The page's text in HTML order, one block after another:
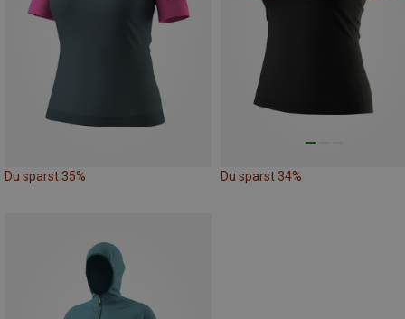
Du sparst 35% Du sparst 34%